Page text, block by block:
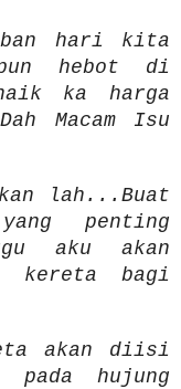
hari kita
hebot di
ka harga
Macam Isu
lah...Buat
penting
aku akan
kereta bagi
akan diisi
pada hujung